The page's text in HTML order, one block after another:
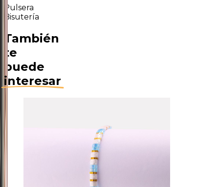
Pulsera
Bisutería
También
te
puede
interesar